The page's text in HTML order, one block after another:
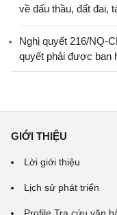
về đấu thầu, đất đai,
Nghị quyết 216/NQ-
quyết phải được ban
GIỚI THIỆU
Lời giới thiệu
Lịch sử phát triển